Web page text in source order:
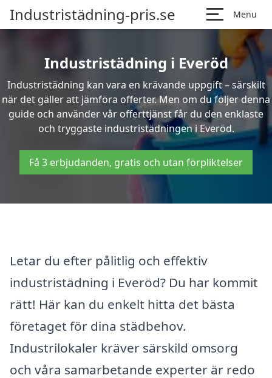
Industristädning-pris.se Menu
Industristädning i Everöd
Industristädning kan vara en krävande uppgift – särskilt
när det gäller att jämföra offerter. Men om du följer denna
guide och använder vår offerttjänst får du den enklaste
och tryggaste industristädningen i Everöd.
Få 3 erbjudanden, gratis och utan förpliktelser
Letar du efter pålitlig och effektiv
industristädning i Everöd? Du har kommit
rätt! Här kan du enkelt hitta det bästa
företaget för dina städbehov.
Industrilokaler kräver särskild omsorg
och våra samarbetande experter är redo